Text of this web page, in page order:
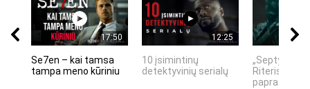
17:50
Se7en – kai tamsa
tampa meno kūriniu
12:25
10 įsimintinų
detektyvinių serialų
„Septynių
Riteris" – kai